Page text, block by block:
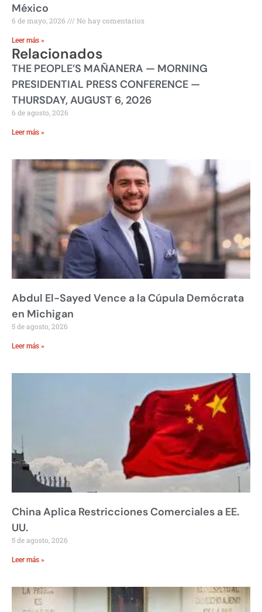
México
6 de mayo, 2026 No hay comentarios
Leer más »
Relacionados
THE PEOPLE’S MAÑANERA — MORNING
PRESIDENTIAL PRESS CONFERENCE —
THURSDAY, AUGUST 6, 2026
6 de agosto, 2026
Leer más »
Abdul El-Sayed Vence a la Cúpula Demócrata
en Michigan
5 de agosto, 2026
Leer más »
China Aplica Restricciones Comerciales a EE.
UU.
5 de agosto, 2026
Leer más »